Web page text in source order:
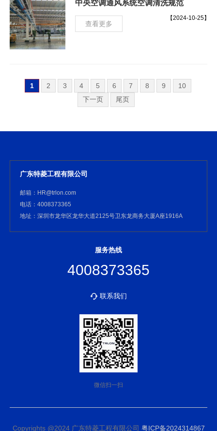
中央空调通风系统空调清洗规范
【2024-10-25】
查看更多
1 2 3 4 5 6 7 8 9
10
下一页
尾页
广东特菱工程有限公司
邮箱：HR@trlon.com
电话：4008373365
地址：深圳市龙华区龙华大道2125号卫东龙商务大厦A座1916A
服务热线
4008373365
联系我们
微信扫一扫
Copyrights @2024 广东特菱工程有限公司 粤ICP备2024314867